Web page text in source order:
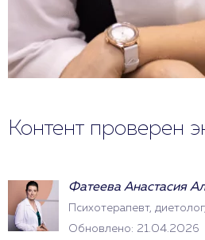
Контент проверен
Фатеева Анастасия
Психотерапевт,
Обновлено: 21.04.2026